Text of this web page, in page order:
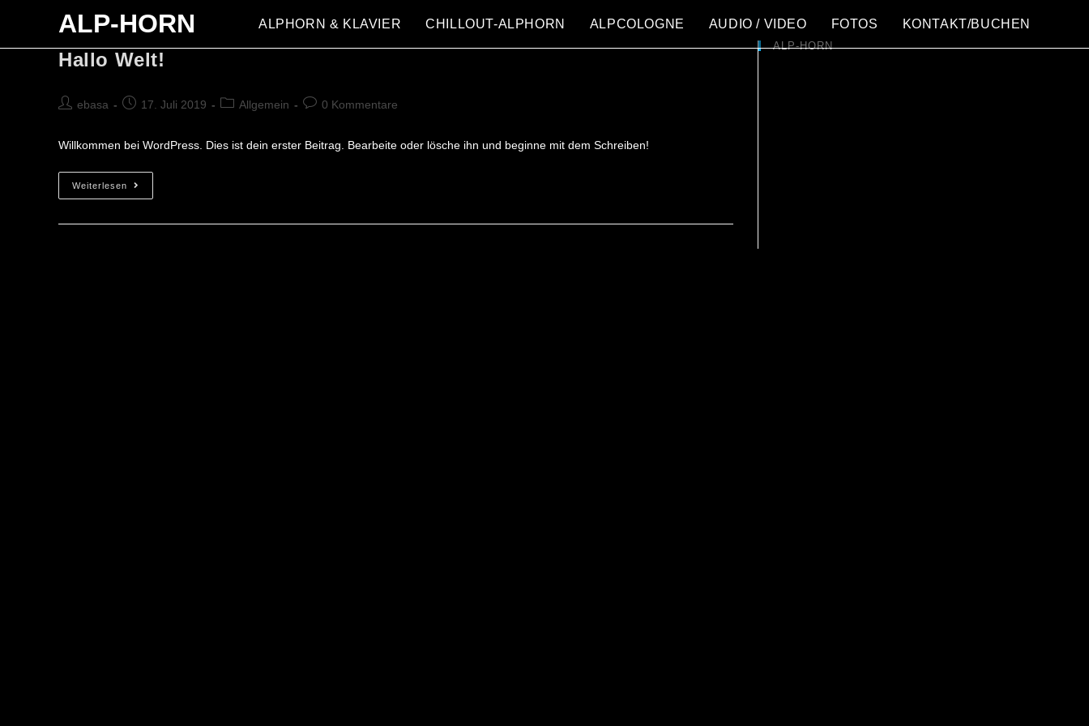
springen
ALP-HORN ALPHORN & KLAVIER CHILLOUT-ALPHORN ALPCOLOGNE AUDIO / VIDEO FOTOS KONTAKT/BUCHEN
Hallo Welt!
Beitrags-
ebasa
Beitrag17. Juli 2019
Beitrags-
Allgemein
Beitrags-
0 Kommentare
Willkommen bei WordPress. Dies ist dein erster Beitrag. Bearbeite oder lösche ihn und beginne mit dem Schreiben!
Weiterlesen
Hallo
Welt!
ALP-HORN